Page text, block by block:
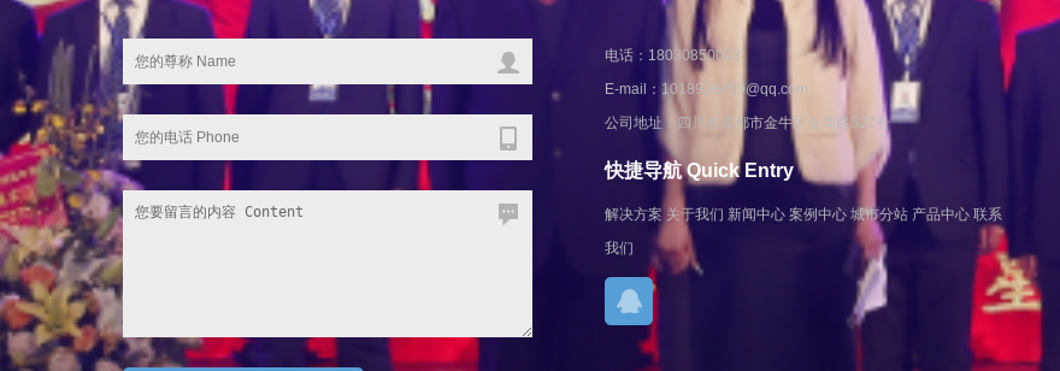
电话：18030850013
E-mail： 1018938459@qq.com
公司地址：四川省成都市金牛区金周路527号
快捷导航 Quick Entry
解决方案 关于我们 新闻中心 案例中心 城市分站 产品中心 联系
我们